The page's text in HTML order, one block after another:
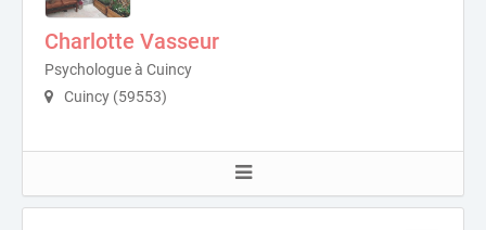
Charlotte Vasseur
Psychologue à Cuincy
Cuincy (59553)